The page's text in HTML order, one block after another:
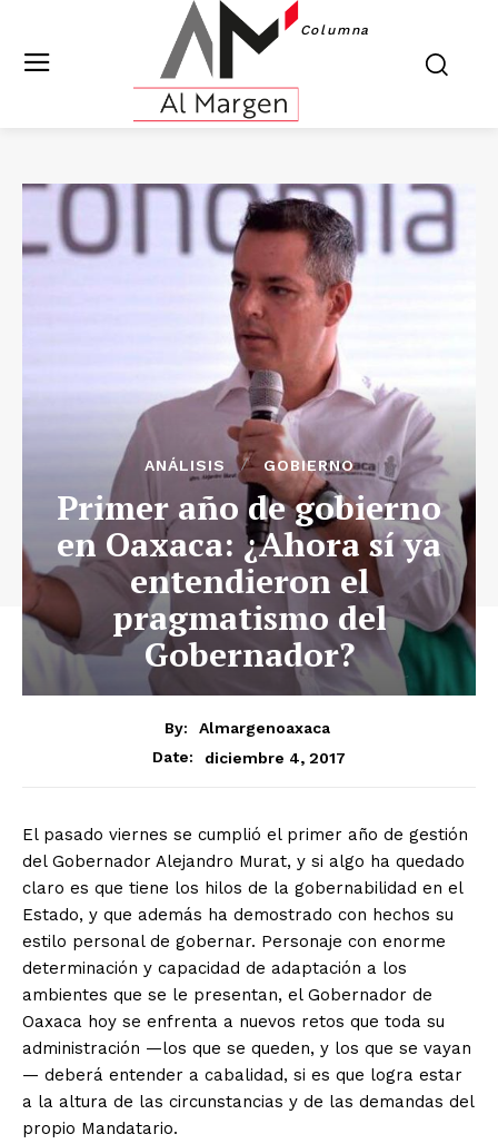
Columna
ANÁLISIS GOBIERNO
Primer año de gobierno
en Oaxaca: ¿Ahora sí ya
entendieron el
pragmatismo del
Gobernador?
By:
Almargenoaxaca
Date:
diciembre 4, 2017
El pasado viernes se cumplió el primer año de gestión
del Gobernador Alejandro Murat, y si algo ha quedado
claro es que tiene los hilos de la gobernabilidad en el
Estado, y que además ha demostrado con hechos su
estilo personal de gobernar. Personaje con enorme
determinación y capacidad de adaptación a los
ambientes que se le presentan, el Gobernador de
Oaxaca hoy se enfrenta a nuevos retos que toda su
administración —los que se queden, y los que se vayan
— deberá entender a cabalidad, si es que logra estar
a la altura de las circunstancias y de las demandas del
propio Mandatario.